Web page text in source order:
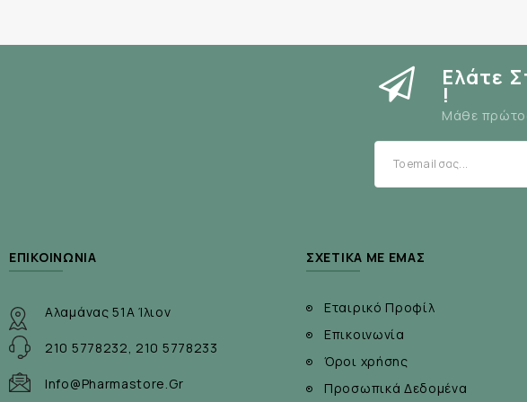
Ελάτε
!
Μάθε
ΕΠΙΚΟΙΝΩΝΊΑ
Αλαμάνας 51Α Ίλιον
210 5778232, 210 5778233
Info@pharmastore.gr
ΣΧΕΤΙΚΆ ΜΕ ΕΜΆΣ
Εταιρικό Προφίλ
Επικοινωνία
Όροι χρήσης
Προσωπικά Δεδομένα